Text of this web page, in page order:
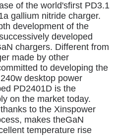
of the world'sfirst PD3.1
gallium nitride charger.
development of the
developed
chargers. Different from
made by other
to developing the
desktop power
PD2401D is the
on the market today.
to the Xinspower
makes theGaN
temperature rise